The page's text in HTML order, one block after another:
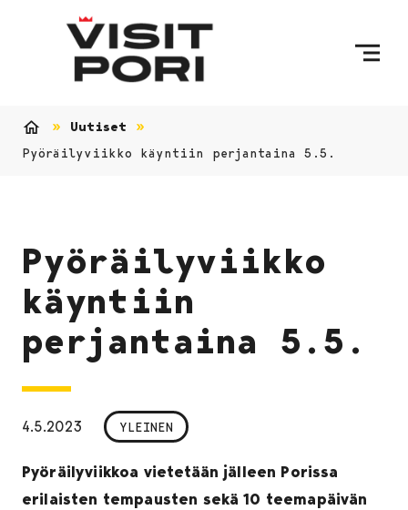
Uutiset
Pyöräilyviikko käyntiin perjantaina 5.5.
Pyöräilyviikko
käyntiin
perjantaina 5.5.
4.5.2023 YLEINEN
Pyöräilyviikkoa vietetään jälleen Porissa
erilaisten tempausten sekä 10 teemapäivän